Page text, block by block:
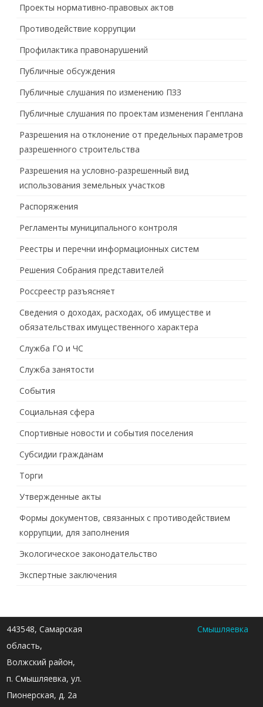
Проекты нормативно-правовых актов
Противодействие коррупции
Профилактика правонарушений
Публичные обсуждения
Публичные слушания по изменению ПЗЗ
Публичные слушания по проектам изменения Генплана
Разрешения на отклонение от предельных параметров
разрешенного строительства
Разрешения на условно-разрешенный вид
использования земельных участков
Распоряжения
Регламенты муниципального контроля
Реестры и перечни информационных систем
Решения Собрания представителей
Россреестр разъясняет
Сведения о доходах, расходах, об имуществе и
обязательствах имущественного характера
Служба ГО и ЧС
Служба занятости
События
Социальная сфера
Спортивные новости и события поселения
Субсидии гражданам
Торги
Утвержденные акты
Формы документов, связанных с противодействием
коррупции, для заполнения
Экологическое законодательство
Экспертные заключения
443548, Самарская
область,
Волжский район,
п. Смышляевка, ул.
Пионерская, д. 2а
Смышляевка